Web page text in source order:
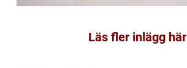
Läs fler inlägg här